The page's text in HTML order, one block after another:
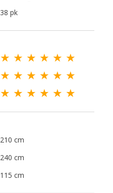
38 pk
★ ★ ★ ★ ★ ★
★ ★ ★ ★ ★ ★
★ ★ ★ ★ ★ ★
210 cm
240 cm
115 cm